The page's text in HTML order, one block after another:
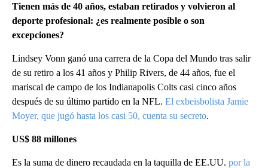
Tienen más de 40 años, estaban retirados y volvieron al
deporte profesional: ¿es realmente posible o son
excepciones?
Lindsey Vonn ganó una carrera de la Copa del Mundo tras salir
de su retiro a los 41 años y Philip Rivers, de 44 años, fue el
mariscal de campo de los Indianapolis Colts casi cinco años
después de su último partido en la NFL. El exbeisbolista Jamie
Moyer, que jugó hasta los casi 50, cuenta su secreto.
US$ 88 millones
Es la suma de dinero recaudada en la taquilla de EE.UU. por la